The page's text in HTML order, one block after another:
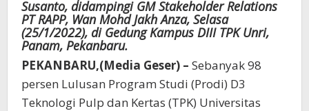
Susanto, didampingi GM Stakeholder Relations
PT RAPP, Wan Mohd Jakh Anza, Selasa
(25/1/2022), di Gedung Kampus DIII TPK Unri,
Panam, Pekanbaru.
PEKANBARU,(Media Geser) – Sebanyak 98
persen Lulusan Program Studi (Prodi) D3
Teknologi Pulp dan Kertas (TPK) Universitas